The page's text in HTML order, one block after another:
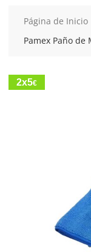
Página de Inicio
Pamex Paño de
2x5€